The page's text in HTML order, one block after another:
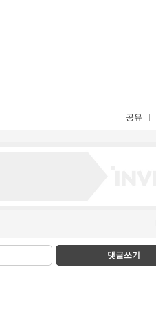
공유
댓글쓰기